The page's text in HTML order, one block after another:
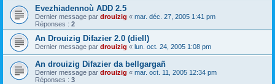
Evezhiadennoù ADD 2.5
Dernier message par drouizig « mar. déc. 27, 2005 1:41 pm
Réponses : 2
An Drouizig Difazier 2.0 (diell)
Dernier message par drouizig « lun. oct. 24, 2005 1:08 pm
An drouizig Difazier da bellgargañ
Dernier message par drouizig « mar. oct. 11, 2005 12:34 pm
Réponses : 3